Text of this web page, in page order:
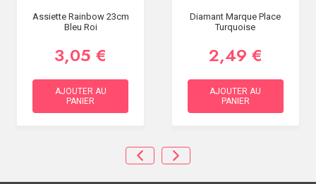
Assiette Rainbow 23cm
Bleu Roi
3,05 €
AJOUTER AU
PANIER
Diamant Marque Place
Turquoise
2,49 €
AJOUTER AU
PANIER